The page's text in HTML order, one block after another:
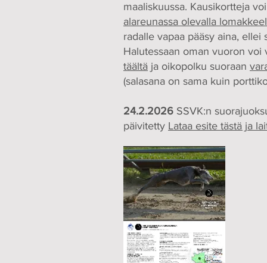
maaliskuussa. Kausikortteja
alareunassa olevalla
radalle vapaa pääsy aina, ellei
Halutessaan oman vuoron voi
täältä ja oikopolku suoraan
(salasana on sama kuin
24.2.2026 SSVK:n
päivitetty Lataa esite tästä ja